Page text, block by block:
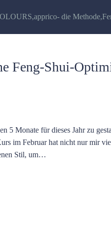
,apprico- die Methode,
Feng-Shui-
5 Monate für dieses Jahr zu
im Februar hat nicht nur mir
Stil, um…